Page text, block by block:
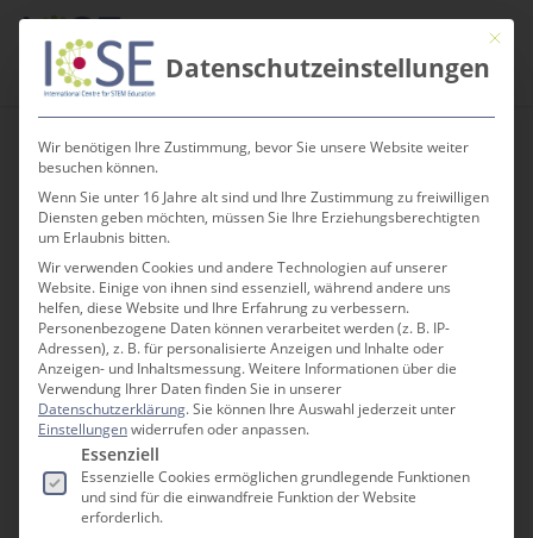
Skip
content
search
Rückblick auf die
Science Days 2024
EIN ERLEBNIS FÜR GROSS UND KLEIN
Mirjam Holtkemper
Mit
Datenschutzeinstellungen
Wir benötigen Ihre Zustimmung, bevor Sie unsere Website weiter
besuchen können.
Wenn Sie unter 16 Jahre alt sind und Ihre Zustimmung zu freiwilligen
Diensten geben möchten, müssen Sie Ihre Erziehungsberechtigten
um Erlaubnis bitten.
Wir verwenden Cookies und andere Technologien auf unserer
Website. Einige von ihnen sind essenziell, während andere uns
helfen, diese Website und Ihre Erfahrung zu verbessern.
Personenbezogene Daten können verarbeitet werden (z. B. IP-
Adressen), z. B. für personalisierte Anzeigen und Inhalte oder
Anzeigen- und Inhaltsmessung.Weitere Informationen über die
Verwendung Ihrer Daten finden Sie in unserer
Datenschutzerklärung.Sie können Ihre Auswahl jederzeit unter
Einstellungenwiderrufen oder anpassen.
Es folgt eine Liste der Service-Gruppen, für die
Essenziell
Essenzielle Cookies ermöglichen grundlegende Funktionen
und sind für die einwandfreie Funktion der Website
erforderlich.